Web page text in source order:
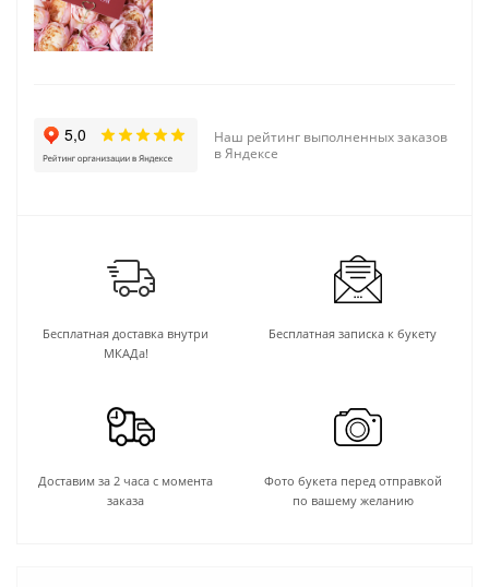
Наш рейтинг выполненных заказов
в Яндексе
Бесплатная доставка внутри
МКАДа!
Бесплатная записка к букету
Доставим за 2 часа с момента
заказа
Фото букета перед отправкой
по вашему желанию